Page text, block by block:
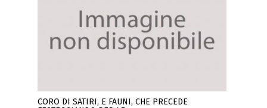
CORO DI SATIRI, E FAUNI, CHE PRECEDE